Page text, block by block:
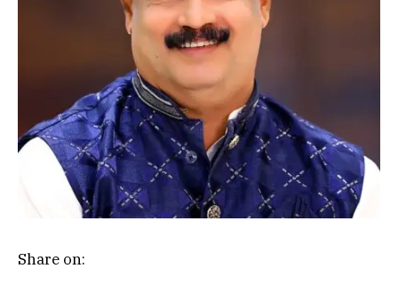
Share on: